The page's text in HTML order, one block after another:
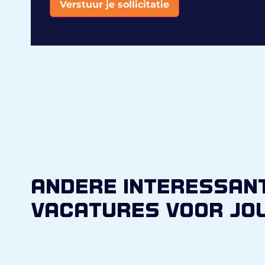
Verstuur je sollicitatie
andere
vacatures voor